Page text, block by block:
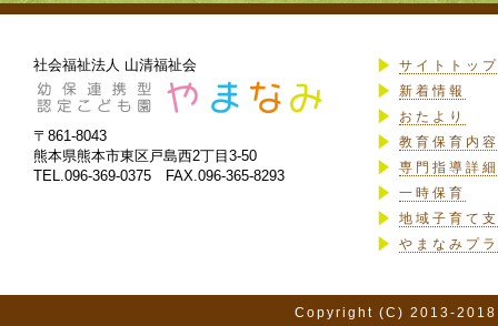
社会福祉法人 山清福祉会
〒861-8043
熊本県熊本市東区戸島西2丁目3-50
TEL.096-369-0375 FAX.096-365-8293
サイトトップ
新着情報
おたより
教育保育内
専門指導詳細
一時保育
地域子育て
やまなみプ
Copyright (C) 2013-